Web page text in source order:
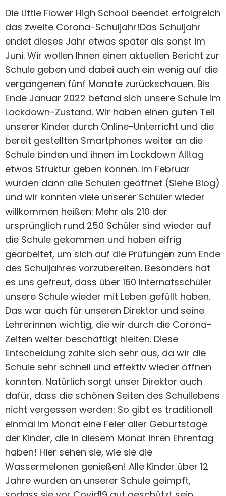
Die Little Flower High School beendet erfolgreich
das zweite Corona-Schuljahr!Das Schuljahr
endet dieses Jahr etwas später als sonst im
Juni. Wir wollen Ihnen einen aktuellen Bericht zur
Schule geben und dabei auch ein wenig auf die
vergangenen fünf Monate zurückschauen. Bis
Ende Januar 2022 befand sich unsere Schule im
Lockdown-Zustand. Wir haben einen guten Teil
unserer Kinder durch Online-Unterricht und die
bereit gestellten Smartphones weiter an die
Schule binden und ihnen im Lockdown Alltag
etwas Struktur geben können. Im Februar
wurden dann alle Schulen geöffnet (Siehe Blog)
und wir konnten viele unserer Schüler wieder
willkommen heißen: Mehr als 210 der
ursprünglich rund 250 Schüler sind wieder auf
die Schule gekommen und haben eifrig
gearbeitet, um sich auf die Prüfungen zum Ende
des Schuljahres vorzubereiten. Besonders hat
es uns gefreut, dass über 160 Internatsschüler
unsere Schule wieder mit Leben gefüllt haben.
Das war auch für unseren Direktor und seine
Lehrerinnen wichtig, die wir durch die Corona-
Zeiten weiter beschäftigt hielten. Diese
Entscheidung zahlte sich sehr aus, da wir die
Schule sehr schnell und effektiv wieder öffnen
konnten. Natürlich sorgt unser Direktor auch
dafür, dass die schönen Seiten des Schullebens
nicht vergessen werden: So gibt es traditionell
einmal im Monat eine Feier aller Geburtstage
der Kinder, die in diesem Monat ihren Ehrentag
haben! Hier sehen sie, wie sie die
Wassermelonen genießen! Alle Kinder über 12
Jahre wurden an unserer Schule geimpft,